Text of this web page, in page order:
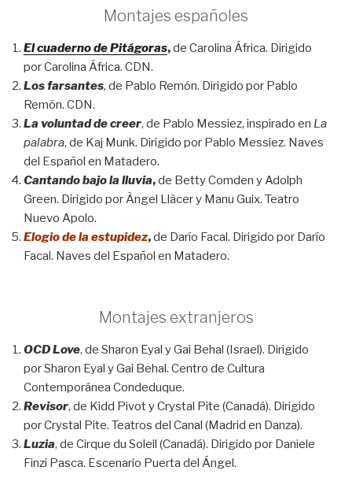
Montajes españoles
El cuaderno de Pitágoras,de Carolina África. Dirigido
por Carolina África. CDN.
Los farsantes, de Pablo Remón. Dirigido por Pablo
Remón. CDN.
La voluntad de creer, de Pablo Messiez, inspirado en La
palabra, de Kaj Munk. Dirigido por Pablo Messiez. Naves
del Español en Matadero.
Cantando bajo la lluvia,de Betty Comden y Adolph
Green. Dirigido por Àngel Llàcer y Manu Guix. Teatro
Nuevo Apolo.
Elogio de la estupidez,de Darío Facal. Dirigido por Darío
Facal. Naves del Español en Matadero.
Montajes extranjeros
OCD Love, de Sharon Eyal y Gai Behal (Israel). Dirigido
por Sharon Eyal y Gai Behal. Centro de Cultura
Contemporánea Condeduque.
Revisor, de Kidd Pivot y Crystal Pite (Canadá). Dirigido
por Crystal Pite. Teatros del Canal (Madrid en Danza).
Luzia, de Cirque du Soleil (Canadá). Dirigido por Daniele
Finzi Pasca. Escenario Puerta del Ángel.